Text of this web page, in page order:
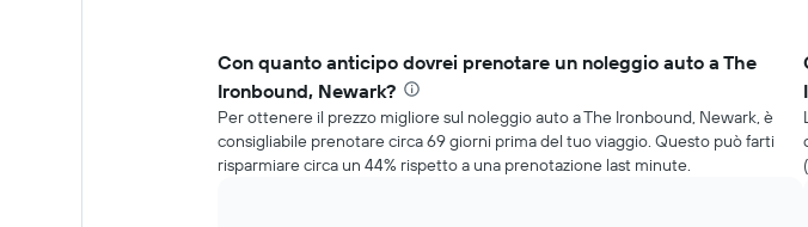
Con quanto anticipo dovrei prenotare un noleggio auto a The
Ironbound, Newark?
Per ottenere il prezzo migliore sul noleggio auto a The Ironbound, Newark, è
consigliabile prenotare circa 69 giorni prima del tuo viaggio. Questo può farti
risparmiare circa un 44% rispetto a una prenotazione last minute.